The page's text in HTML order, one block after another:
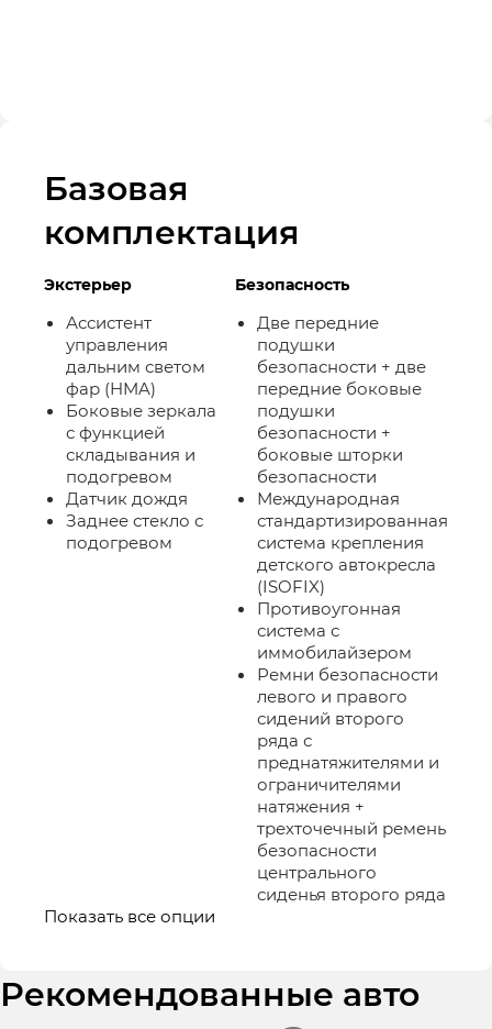
Базовая
комплектация
Экстерьер
Ассистент
управления
дальним светом
фар (HMA)
Боковые зеркала
с функцией
складывания и
подогревом
Датчик дождя
Заднее стекло с
подогревом
Безопасность
Две передние
подушки
безопасности + две
передние боковые
подушки
безопасности +
боковые шторки
безопасности
Международная
стандартизированная
система крепления
детского автокресла
(ISOFIX)
Противоугонная
система с
иммобилайзером
Ремни безопасности
левого и правого
сидений второго
ряда с
преднатяжителями и
ограничителями
натяжения +
трехточечный ремень
безопасности
центрального
сиденья второго ряда
Показать все опции
Рекомендованные авто